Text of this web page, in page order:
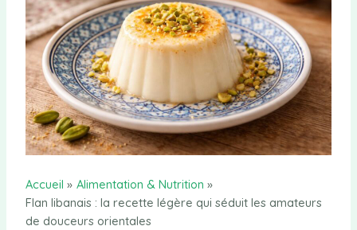
Accueil
Alimentation & Nutrition
Flan libanais : la recette légère qui séduit les amateurs
de douceurs orientales